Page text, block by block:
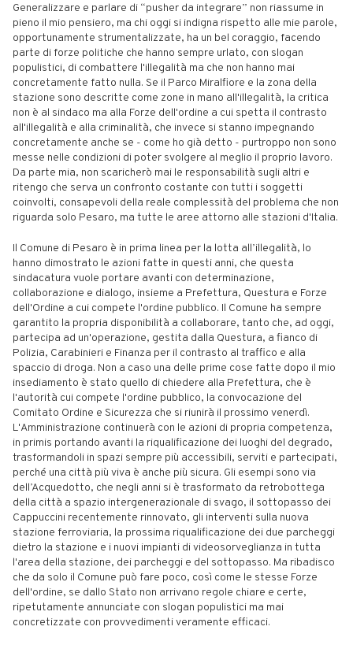
Generalizzare e parlare di “pusher da integrare” non riassume in
pieno il mio pensiero, ma chi oggi si indigna rispetto alle mie parole,
opportunamente strumentalizzate, ha un bel coraggio, facendo
parte di forze politiche che hanno sempre urlato, con slogan
populistici, di combattere l'illegalità ma che non hanno mai
concretamente fatto nulla. Se il Parco Miralfiore e la zona della
stazione sono descritte come zone in mano all'illegalità, la critica
non è al sindaco ma alla Forze dell'ordine a cui spetta il contrasto
all'illegalità e alla criminalità, che invece si stanno impegnando
concretamente anche se - come ho già detto - purtroppo non sono
messe nelle condizioni di poter svolgere al meglio il proprio lavoro.
Da parte mia, non scaricherò mai le responsabilità sugli altri e
ritengo che serva un confronto costante con tutti i soggetti
coinvolti, consapevoli della reale complessità del problema che non
riguarda solo Pesaro, ma tutte le aree attorno alle stazioni d'Italia.
Il Comune di Pesaro è in prima linea per la lotta all’illegalità, lo
hanno dimostrato le azioni fatte in questi anni, che questa
sindacatura vuole portare avanti con determinazione,
collaborazione e dialogo, insieme a Prefettura, Questura e Forze
dell'Ordine a cui compete l'ordine pubblico. Il Comune ha sempre
garantito la propria disponibilità a collaborare, tanto che, ad oggi,
partecipa ad un'operazione, gestita dalla Questura, a fianco di
Polizia, Carabinieri e Finanza per il contrasto al traffico e alla
spaccio di droga. Non a caso una delle prime cose fatte dopo il mio
insediamento è stato quello di chiedere alla Prefettura, che è
l'autorità cui compete l'ordine pubblico, la convocazione del
Comitato Ordine e Sicurezza che si riunirà il prossimo venerdì.
L'Amministrazione continuerà con le azioni di propria competenza,
in primis portando avanti la riqualificazione dei luoghi del degrado,
trasformandoli in spazi sempre più accessibili, serviti e partecipati,
perché una città più viva è anche più sicura. Gli esempi sono via
dell’Acquedotto, che negli anni si è trasformato da retrobottega
della città a spazio intergenerazionale di svago, il sottopasso dei
Cappuccini recentemente rinnovato, gli interventi sulla nuova
stazione ferroviaria, la prossima riqualificazione dei due parcheggi
dietro la stazione e i nuovi impianti di videosorveglianza in tutta
l'area della stazione, dei parcheggi e del sottopasso. Ma ribadisco
che da solo il Comune può fare poco, così come le stesse Forze
dell'ordine, se dallo Stato non arrivano regole chiare e certe,
ripetutamente annunciate con slogan populistici ma mai
concretizzate con provvedimenti veramente efficaci.